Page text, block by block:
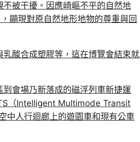
被干擾。因應崎嶇不平的自然地
顯現對原自然地形地物的尊重與回
酸合成塑膠等，這在博覽會結束就
會場乃新落成的磁浮列車新捷運
（Intelligent Multimode Transit
中人行迴廊上的遊園車和現有公車